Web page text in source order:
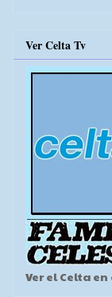
Ver Celta Tv
Ver el Celta